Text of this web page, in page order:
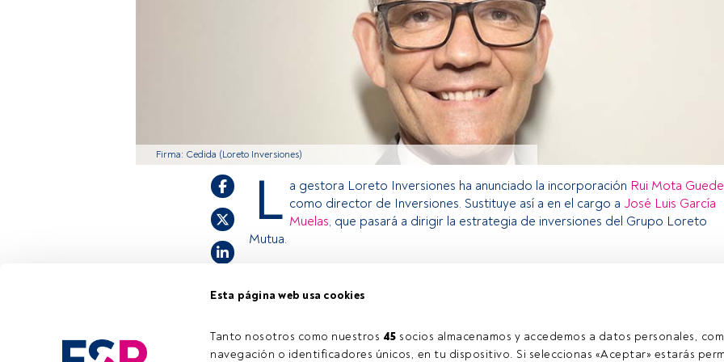
Esta página web usa cookies
Tanto nosotros como nuestros 45 socios almacenamos y accedemos a datos personales,
navegación o identificadores únicos, en tu dispositivo. Si seleccionas «Aceptar» estarás
Firma: Cedida (Loreto Inversiones)
L a gestora Loreto Inversiones ha anunciado la incorporación Rui Mota
como director de Inversiones. Sustituye así a en el cargo a José Luis García
Muelas, que pasará a dirigir la estrategia de inversiones del Grupo Loreto
Mutua.
Este es un artículo exclusivo para los usuarios registrados de FundsPeople. Si ya
invitamos a registrarte y disfrutar de todo el universo que ofrece FundsPeople.
Accede a FundsPeople